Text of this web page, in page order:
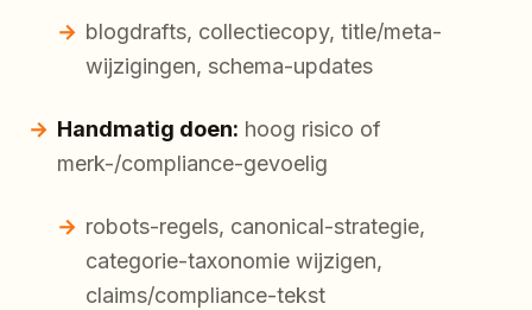
blogdrafts, collectiecopy, title/meta-
wijzigingen, schema-updates
Handmatig doen: hoog risico of
merk-/compliance-gevoelig
robots-regels, canonical-strategie,
categorie-taxonomie wijzigen,
claims/compliance-tekst